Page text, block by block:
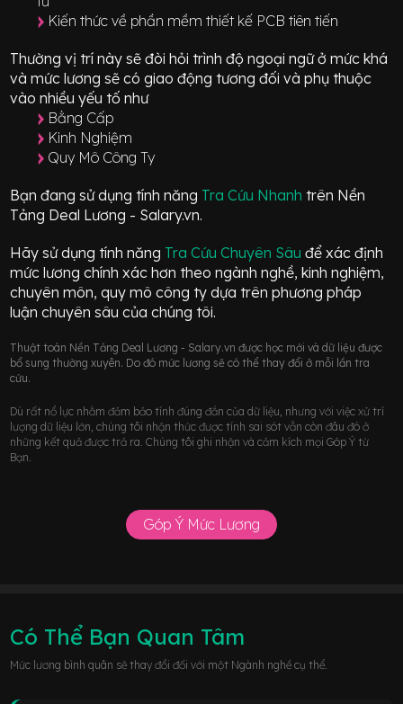
Kiến thức về phần mềm thiết kế PCB tiên tiến
Thường vị trí này sẽ đòi hỏi trình độ ngoại ngữ ở mứckhá
và mức lương sẽ có giao động tương đối và phụ thuộc
vào nhiều yếu tố như
Bằng Cấp
Kinh Nghiệm
Quy Mô Công Ty
Bạn đang sử dụng tính năng Tra Cứu Nhanh trên Nền
Tảng Deal Lương - Salary.vn.
Hãy sử dụng tính năng Tra Cứu Chuyên Sâuđể xác định
mức lương chính xác hơn theo ngành nghề, kinh nghiệm,
chuyên môn, quy mô công ty dựa trên phương pháp
luận chuyên sâu của chúng tôi.
Thuật toán Nền Tảng Deal Lương - Salary.vn được học mới và dữ liệu được
bổ sung thường xuyên. Do đó mức lương sẽ có thể thay đổi ở mỗi lần tra
cứu.
Dù rất nổ lực nhằm đảm bảo tính đúng đắn của dữ liệu, nhưng với việc xử trí
lượng dữ liệu lớn, chúng tôi nhận thức được tính sai sót vẫn còn đâu đó ở
những kết quả được trả ra. Chúng tôi ghi nhận và cảm kích mọi Góp Ý từ
Bạn.
Góp Ý Mức Lương
Có Thể Bạn Quan Tâm
Mức lương bình quân sẽ thay đổi đối với một Ngành nghề cụ thể.